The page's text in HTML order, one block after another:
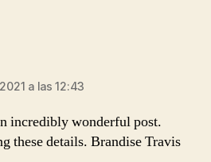
a las 12:43
incredibly wonderful post.
these details. Brandise Travis